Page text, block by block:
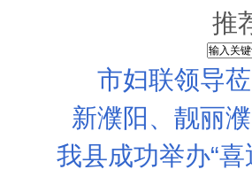
推
市妇联领导
新濮阳、靓丽
我县成功举办“